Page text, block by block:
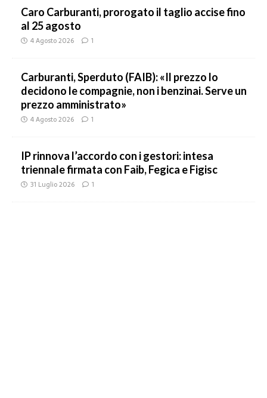
Caro Carburanti, prorogato il taglio accise fino
al 25 agosto
4 Agosto 2026 1
Carburanti, Sperduto (FAIB): «Il prezzo lo
decidono le compagnie, non i benzinai. Serve un
prezzo amministrato»
4 Agosto 2026 1
IP rinnova l’accordo con i gestori: intesa
triennale firmata con Faib, Fegica e Figisc
31 Luglio 2026 1